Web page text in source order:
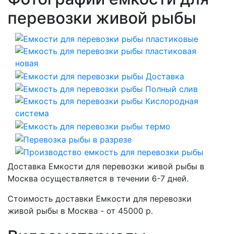
перевозки живой рыбы
Доставка Емкости для перевозки живой рыбы в
Москва осуществляется в течении 6-7 дней.
Стоимость доставки Емкости для перевозки
живой рыбы в Москва - от 45000 р.